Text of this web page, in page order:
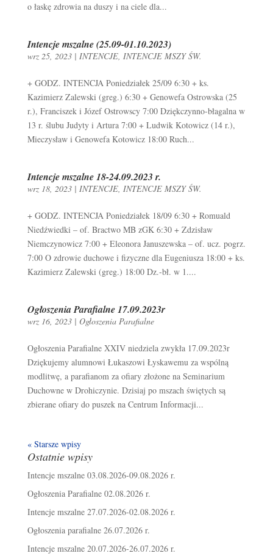
o łaskę zdrowia na duszy i na ciele dla...
Intencje mszalne (25.09-01.10.2023)
wrz 25, 2023| INTENCJE, INTENCJE MSZY ŚW.
+ GODZ. INTENCJA Poniedziałek 25/09 6:30 + ks.
Kazimierz Zalewski (greg.) 6:30 + Genowefa Ostrowska (25
r.), Franciszek i Józef Ostrowscy 7:00 Dziękczynno-błagalna w
13 r. ślubu Judyty i Artura 7:00 + Ludwik Kotowicz (14 r.),
Mieczysław i Genowefa Kotowicz 18:00 Ruch...
Intencje mszalne 18-24.09.2023 r.
wrz 18, 2023| INTENCJE, INTENCJE MSZY ŚW.
+ GODZ. INTENCJA Poniedziałek 18/09 6:30 + Romuald
Niedźwiedki – of. Bractwo MB zGK 6:30 + Zdzisław
Niemczynowicz 7:00 + Eleonora Januszewska – of. ucz. pogrz.
7:00 O zdrowie duchowe i fizyczne dla Eugeniusza 18:00 + ks.
Kazimierz Zalewski (greg.) 18:00 Dz.-bł. w 1....
Ogłoszenia Parafialne 17.09.2023r
wrz 16, 2023| Ogłoszenia Parafialne
Ogłoszenia Parafialne XXIV niedziela zwykła 17.09.2023r
Dziękujemy alumnowi Łukaszowi Łyskawemu za wspólną
modlitwę, a parafianom za ofiary złożone na Seminarium
Duchowne w Drohiczynie. Dzisiaj po mszach świętych są
zbierane ofiary do puszek na Centrum Informacji...
« Starsze wpisy
Ostatnie wpisy
Intencje mszalne 03.08.2026-09.08.2026 r.
Ogłoszenia Parafialne 02.08.2026 r.
Intencje mszalne 27.07.2026-02.08.2026 r.
Ogłoszenia parafialne 26.07.2026 r.
Intencje mszalne 20.07.2026-26.07.2026 r.